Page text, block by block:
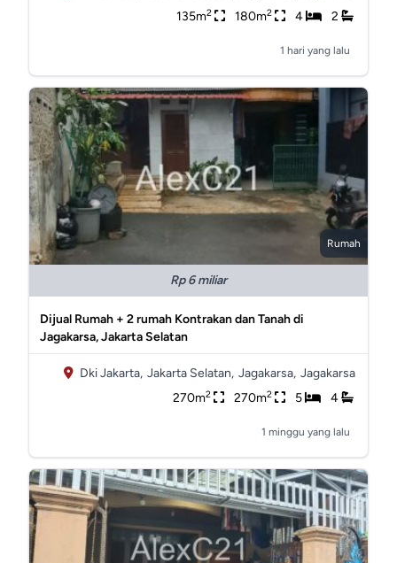
135m2 180m2 4 2
1 hari yang lalu
Rumah
Rp 6 miliar
Dijual Rumah + 2 rumah Kontrakan dan Tanah di
Jagakarsa, Jakarta Selatan
Dki Jakarta, Jakarta Selatan, Jagakarsa, Jagakarsa
270m2 270m2 5 4
1 minggu yang lalu